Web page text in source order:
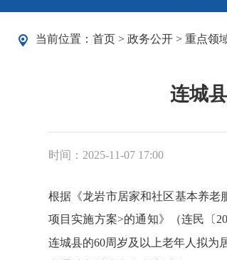
当前位置： 首页 > 政务公开 > 重点领
连城
时间：2025-11-07 17:00
根据 《龙岩市居家和社区基本养老
项目实施方案>的通知》 （连民 〔
连城县的60周岁及以上老年人 拟为